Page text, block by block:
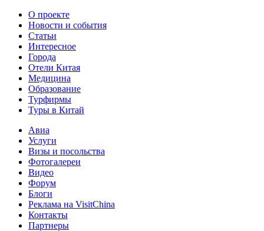
О проекте
Новости и события
Статьи
Интересное
Города
Отели Китая
Медицина
Образование
Турфирмы
Туры в Китай
Авиа
Услуги
Визы и посольства
Фотогалереи
Видео
Форум
Блоги
Реклама на VisitChina
Контакты
Партнеры